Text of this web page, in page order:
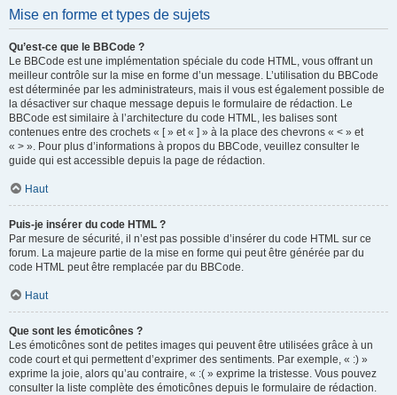
Mise en forme et types de sujets
Qu’est-ce que le BBCode ?
Le BBCode est une implémentation spéciale du code HTML, vous offrant un
meilleur contrôle sur la mise en forme d’un message. L’utilisation du BBCode
est déterminée par les administrateurs, mais il vous est également possible de
la désactiver sur chaque message depuis le formulaire de rédaction. Le
BBCode est similaire à l’architecture du code HTML, les balises sont
contenues entre des crochets « [ » et « ] » à la place des chevrons « < » et
« > ». Pour plus d’informations à propos du BBCode, veuillez consulter le
guide qui est accessible depuis la page de rédaction.
Haut
Puis-je insérer du code HTML ?
Par mesure de sécurité, il n’est pas possible d’insérer du code HTML sur ce
forum. La majeure partie de la mise en forme qui peut être générée par du
code HTML peut être remplacée par du BBCode.
Haut
Que sont les émoticônes ?
Les émoticônes sont de petites images qui peuvent être utilisées grâce à un
code court et qui permettent d’exprimer des sentiments. Par exemple, « :) »
exprime la joie, alors qu’au contraire, « :( » exprime la tristesse. Vous pouvez
consulter la liste complète des émoticônes depuis le formulaire de rédaction.